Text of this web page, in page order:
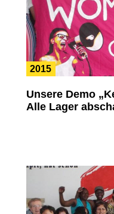
2015
Unsere Demo
Alle Lager